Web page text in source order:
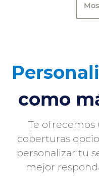
como
Te ofrecemos
coberturas
personalizar tu
mejor